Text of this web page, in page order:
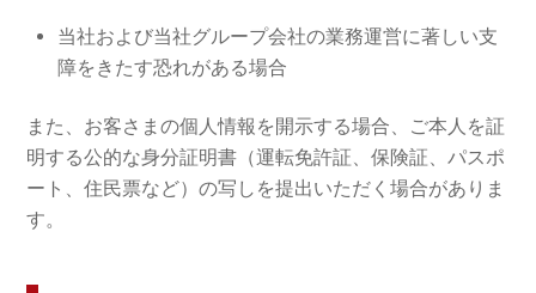
当社および当社グループ会社の業務運営に著しい支
障をきたす恐れがある場合
また、お客さまの個人情報を開示する場合、ご本人を証
明する公的な身分証明書（運転免許証、保険証、パスポ
ート、住民票など）の写しを提出いただく場合がありま
す。